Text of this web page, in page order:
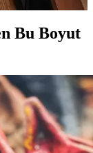
Bu Boyut